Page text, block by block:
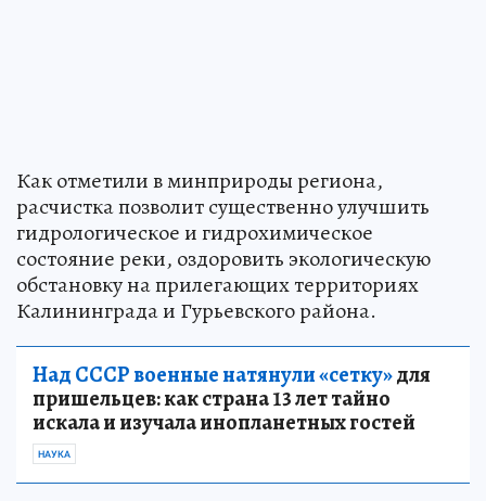
Как отметили в минприроды региона,
расчистка позволит существенно улучшить
гидрологическое и гидрохимическое
состояние реки, оздоровить экологическую
обстановку на прилегающих территориях
Калининграда и Гурьевского района.
Над СССР военные натянули «сетку»для
пришельцев: как страна 13 лет тайно
искала и изучала инопланетных гостей
НАУКА